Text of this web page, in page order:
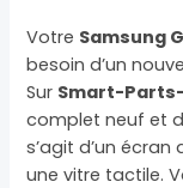
Votre Samsung
besoin d’un
Sur Smart-
complet neuf et
s’agit d’un
une vitre tactile.